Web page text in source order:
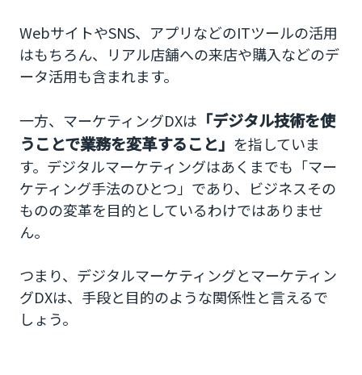
WebサイトやSNS、アプリなどのITツールの活用
はもちろん、リアル店舗への来店や購入などのデ
ータ活用も含まれます。
一方、マーケティングDXは 「デジタル技術を使
うことで業務を変革すること」 を指していま
す。デジタルマーケティングはあくまでも「マー
ケティング手法のひとつ」であり、ビジネスその
ものの変革を目的としているわけではありませ
ん。
つまり、デジタルマーケティングとマーケティン
グDXは、手段と目的のような関係性と言えるで
しょう。